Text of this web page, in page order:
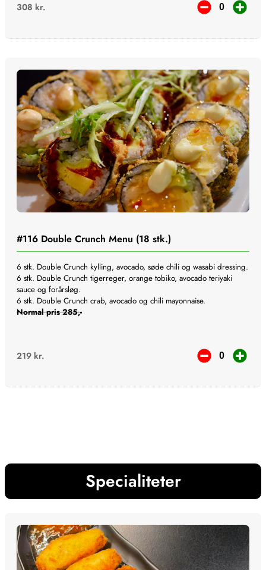
308 kr.
#116 Double Crunch Menu (18 stk.)
6 stk. Double Crunch kylling, avocado, søde chili og wasabi dressing.
6 stk. Double Crunch tigerreger, orange tobiko, avocado teriyaki
sauce og forårsløg.
6 stk. Double Crunch crab, avocado og chili mayonnaise.
Normal pris 285,-
219 kr.
Specialiteter